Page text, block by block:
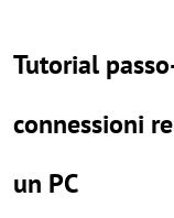
Tutorial
connessioni
un PC